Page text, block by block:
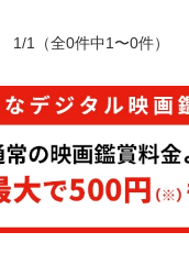
1/1 （全0件中1〜0件）